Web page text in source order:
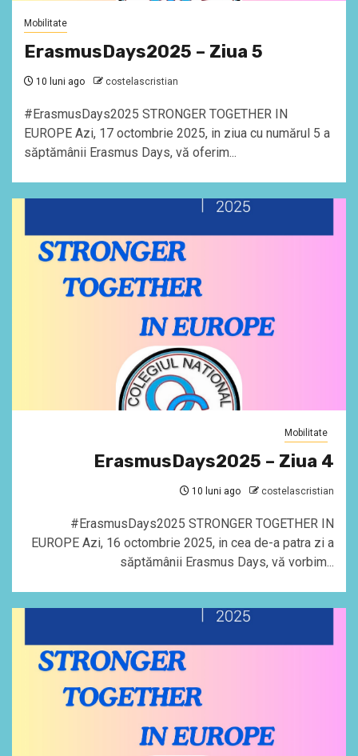
Mobilitate
ErasmusDays2025 – Ziua 5
10 luni ago costelascristian
#ErasmusDays2025 STRONGER TOGETHER IN
EUROPE Azi, 17 octombrie 2025, in ziua cu numărul 5 a
săptămânii Erasmus Days, vă oferim...
Mobilitate
ErasmusDays2025 – Ziua 4
10 luni ago costelascristian
#ErasmusDays2025 STRONGER TOGETHER IN
EUROPE Azi, 16 octombrie 2025, in cea de-a patra zi a
săptămânii Erasmus Days, vă vorbim...